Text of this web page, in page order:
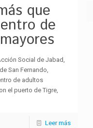
que
de
Social de Jabad,
San Fernando,
de adultos
el puerto de Tigre,
Leer más